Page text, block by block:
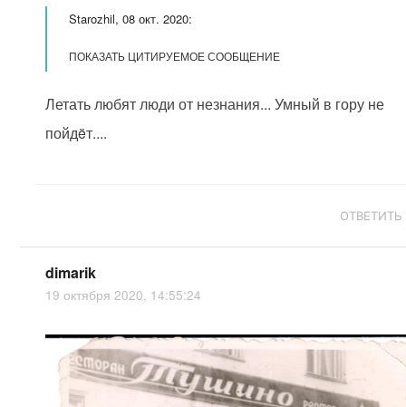
Starozhil, 08 окт. 2020:
ПОКАЗАТЬ ЦИТИРУЕМОЕ СООБЩЕНИЕ
Летать любят люди от незнания... Умный в гору не
пойдëт....
ОТВЕТИТЬ
dimarik
19 октября 2020, 14:55:24